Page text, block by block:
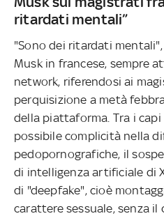
ritardati mentali”
"Sono dei ritardati
Musk in francese, sempre
network, riferendosi ai
perquisizione a metà
della piattaforma. Tra i
possibile complicità nella
pedopornografiche, il
di intelligenza artificiale di
di "deepfake", cioè
carattere sessuale, senza